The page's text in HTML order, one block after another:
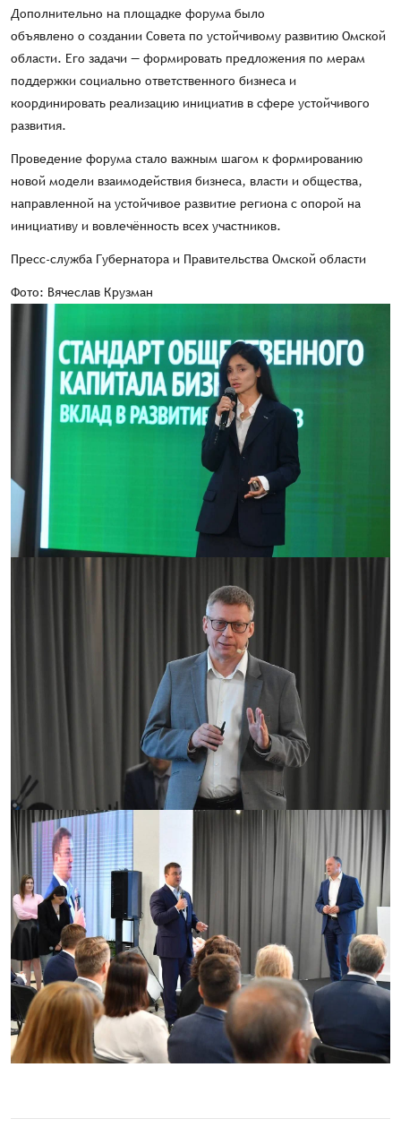
Дополнительно на площадке форума было
объявлено о создании Совета по устойчивому развитию Омской
области. Его задачи — формировать предложения по мерам
поддержки социально ответственного бизнеса и
координировать реализацию инициатив в сфере устойчивого
развития.
Проведение форума стало важным шагом к формированию
новой модели взаимодействия бизнеса, власти и общества,
направленной на устойчивое развитие региона с опорой на
инициативу и вовлечённость всех участников.
Пресс-служба Губернатора и Правительства Омской области
Фото: Вячеслав Крузман